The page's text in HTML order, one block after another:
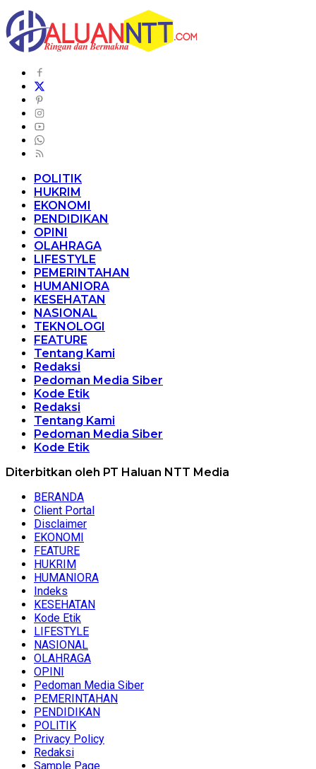
POLITIK
HUKRIM
EKONOMI
PENDIDIKAN
OPINI
OLAHRAGA
LIFESTYLE
PEMERINTAHAN
HUMANIORA
KESEHATAN
NASIONAL
TEKNOLOGI
FEATURE
Tentang Kami
Redaksi
Pedoman Media Siber
Kode Etik
Redaksi
Tentang Kami
Pedoman Media Siber
Kode Etik
Diterbitkan oleh PT Haluan NTT Media
BERANDA
Client Portal
Disclaimer
EKONOMI
FEATURE
HUKRIM
HUMANIORA
Indeks
KESEHATAN
Kode Etik
LIFESTYLE
NASIONAL
OLAHRAGA
OPINI
Pedoman Media Siber
PEMERINTAHAN
PENDIDIKAN
POLITIK
Privacy Policy
Redaksi
Sample Page